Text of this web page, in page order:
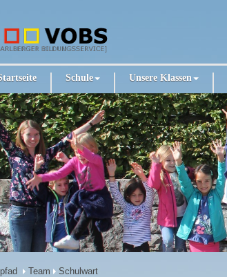
Schule Unsere Klassen
Team Schulwart